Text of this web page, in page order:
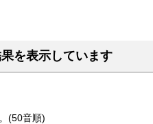
を表示しています
(50音順)